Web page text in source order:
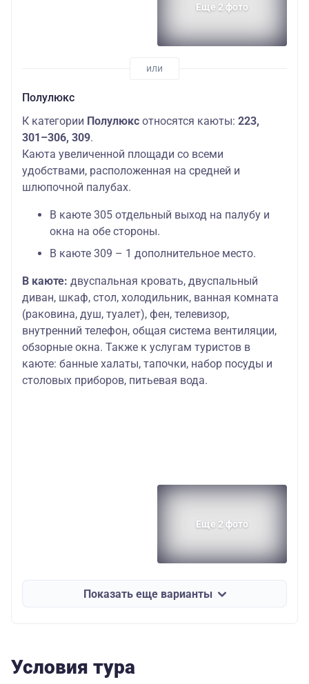
Еще 2 фото
Полулюкс
К категории Полулюкс относятся каюты: 223,
301–306, 309.
Каюта увеличенной площади со всеми
удобствами, расположенная на средней и
шлюпочной палубах.
В каюте 305 отдельный выход на палубу и
окна на обе стороны.
В каюте 309 – 1 дополнительное место.
В каюте: двуспальная кровать, двуспальный
диван, шкаф, стол, холодильник, ванная комната
(раковина, душ, туалет), фен, телевизор,
внутренний телефон, общая система вентиляции,
обзорные окна. Также к услугам туристов в
каюте: банные халаты, тапочки, набор посуды и
столовых приборов, питьевая вода.
Еще 2 фото
Показать еще варианты
Условия тура